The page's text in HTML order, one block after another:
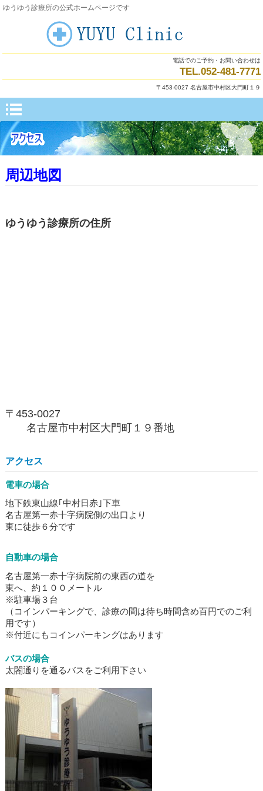
ゆうゆう診療所の公式ホームページです
電話でのご予約・お問い合わせは
TEL.052-481-7771
〒453-0027 名古屋市中村区大門町１９
周辺地図
ゆうゆう診療所の住所
〒453-0027
名古屋市中村区大門町１９番地
アクセス
電車の場合
地下鉄東山線｢中村日赤｣下車
名古屋第一赤十字病院側の出口より
東に徒歩６分です
自動車の場合
名古屋第一赤十字病院前の東西の道を
東へ、約１００メートル
※駐車場３台
（コインパーキングで、診療の間は待ち時間含め百円でのご利
用です）
※付近にもコインパーキングはあります
バスの場合
太閤通りを通るバスをご利用下さい